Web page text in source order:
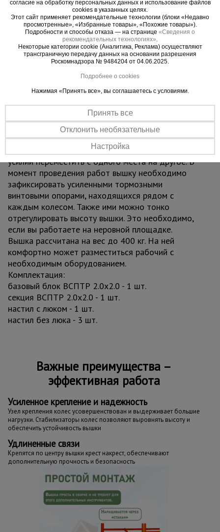
метра. Высота вышки - 7,5 метра. Ее можно
дорастить дополнительными секциями до 20,7
метров с шагом секций 0,6 м. Рабочая площадка
состоит из одного настила с люком,
изготавливаемого из стальных труб по
периметру, покрытых сверху прочным фанерным
Отличает вышку строительную резервуарную
ВСП TeaM 2,0x2,0 изготовление из стальных
труб, которые для большей долговечности и
устойчивости к химическим веществам покрыты
защитной полимерной краской. С помощью
усиленных обрезиненных колес данную вышку-
туру можно быстро и без больших физических
усилий переместить с одного места на другое. В
момент проведения работ вышку необходимо
зафиксировать усиленными тормозными
винтовыми опорами, находящихся рядом с
каждым колесом. Также ими можно тонко
отрегулировать высоту вышки. Это необходимо,
если вы работаете на неровной площадке.
Вышка рассчитана на вес до 400 кг. На ней
комфортно может разместиться рабочий с
необходимым оборудованием.
Комплектация:
базовый блок ВСПТР 2.0х2.0 - 1 шт.
секция ВСПТР 2.0х2.0 - 1 шт.
настил с люком - 1 шт.
настил без люка - 3 шт.
Важные преимущества –
эффективная работа
Усиленное крепление и надежность
Узел крепления колес усовершенствован и выдерживает большие
нагрузки. Стабилизаторы колес позволяют выровнять высоту и
обеспечить устойчивость вышки
Удлиненные связи
Крепятся по центру вышки крест накрест, обеспечивают
дополнительную прочность и безопасность
согласие на обработку персональных данных и использование файлов
cookies в указанных целях.
Этот сайт применяет рекомендательные технологии (блоки «Недавно
просмотренные», «Избранные товары», «Похожие товары»).
Подробности и способы отказа — на странице «Сведения о
рекомендательных технологиях».
Некоторые категории cookie (Аналитика, Реклама) осуществляют
трансграничную передачу данных на основании разрешения
Роскомнадзора № 9484204 от 04.06.2025.
Подробнее о cookies
Нажимая «Принять все», вы соглашаетесь с условиями.
Принять все
Отклонить необязательные
Настройка